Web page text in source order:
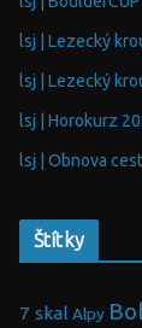
lsj | Lezecký
lsj | Lezecký
lsj | Horokurz
lsj | Obnova
Štítky
7 skal Alpy